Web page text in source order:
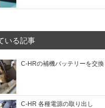
いる記事
C-HRの補機バッテリーを交換
C-HR 各種電源の取り出し